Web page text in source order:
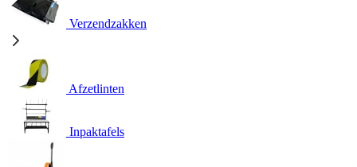
Verzendzakken
Afzetlinten
Inpaktafels